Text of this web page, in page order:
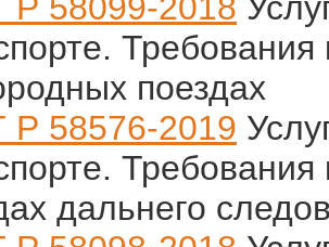
поездах
Р 58576-2019
дальнего